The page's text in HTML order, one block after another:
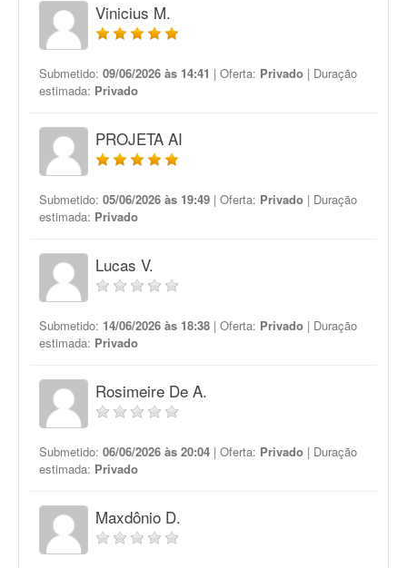
Vinicius M.
Submetido: 09/06/2026 às 14:41 | Oferta: Privado | Duração
estimada: Privado
PROJETA AI
Submetido: 05/06/2026 às 19:49 | Oferta: Privado | Duração
estimada: Privado
Lucas V.
Submetido: 14/06/2026 às 18:38 | Oferta: Privado | Duração
estimada: Privado
Rosimeire De A.
Submetido: 06/06/2026 às 20:04 | Oferta: Privado | Duração
estimada: Privado
Maxdônio D.